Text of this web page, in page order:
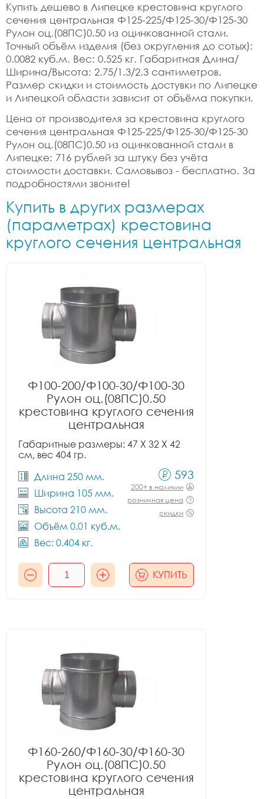
Купить дешево в Липецке крестовина круглого
сечения центральная Ф125-225/Ф125-30/Ф125-30
Рулон оц.(08ПС)0.50 из оцинкованной стали.
Точный объём изделия (без округления до сотых):
0.0082 куб.м. Вес: 0.525 кг. Габаритная Длина/
Ширина/Высота: 2.75/1.3/2.3 сантиметров.
Размер скидки и стоимость достувки по Липецке
и Липецкой области зависит от объёма покупки.
Цена от производителя за крестовина круглого
сечения центральная Ф125-225/Ф125-30/Ф125-30
Рулон оц.(08ПС)0.50 из оцинкованной стали в
Липецке: 716 рублей за штуку без учёта
стоимости доставки. Самовывоз - бесплатно. За
подробностями звоните!
Купить в других размерах
(параметрах) крестовина
круглого сечения центральная
Ф100-200/Ф100-30/Ф100-30
Рулон оц.(08ПС)0.50
крестовина круглого сечения
центральная
Габаритные размеры: 47 X 32 X 42
см, вес 404 гр.
Длина 250 мм.
Ширина 105 мм.
Высота 210 мм.
Объём 0.01 куб.м.
Вес: 0.404 кг.
593
200+ в наличии
розничная цена
скидки
КУПИТЬ
Ф160-260/Ф160-30/Ф160-30
Рулон оц.(08ПС)0.50
крестовина круглого сечения
центральная